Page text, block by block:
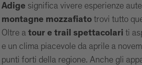
Adige significa vivere esperienze
montagne mozzafiatotrovi tutto
Oltre a tour e trail spettacolari ti
e un clima piacevole da aprile a
punti forti della regione. Anche gli